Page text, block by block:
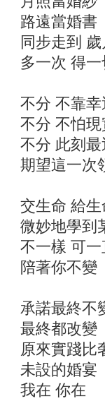
路
同步走到
多一次 得
不分 不靠
不分 不怕
不分 此
期望這一次
交生命 給生
微妙地學到
不一樣 可一
陪著你
承諾最終不
最終都改變
原來實踐比
未設的婚宴
我在